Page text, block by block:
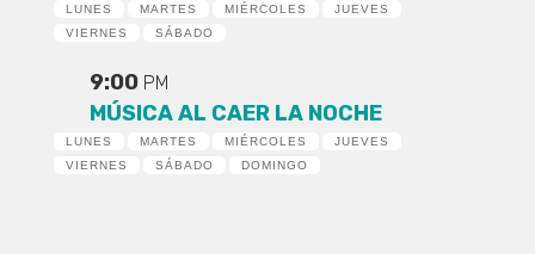
LUNES MARTES MIÉRCOLES
JUEVES
VIERNES
SÁBADO
9:00 PM
MÚSICA AL CAER LA NOCHE
LUNES MARTES MIÉRCOLES
JUEVES
VIERNES
SÁBADO DOMINGO